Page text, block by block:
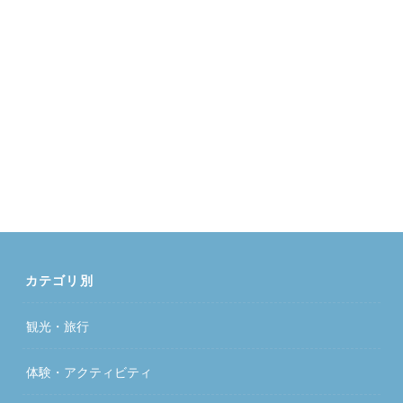
カテゴリ別
観光・旅行
体験・アクティビティ